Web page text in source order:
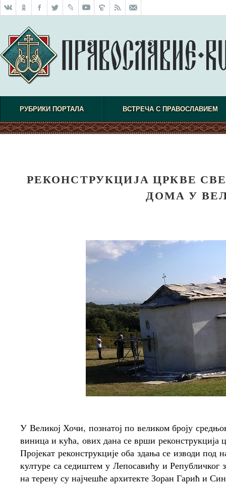
РУБРИКИ ПОРТАЛА ВСТРЕЧА С ПРАВОСЛАВИЕМ
РЕКОНСТРУКЦИЈА ЦРКВЕ
ДОМА У
У Великој Хочи, познатој по великом броју
виница и кућа, ових дана се врши реконструкција
Пројекат реконструкције оба здања се изводи под
културе са седиштем у Лепосавићу и Републичког
на терену су најчешће архитекте Зоран Гарић и